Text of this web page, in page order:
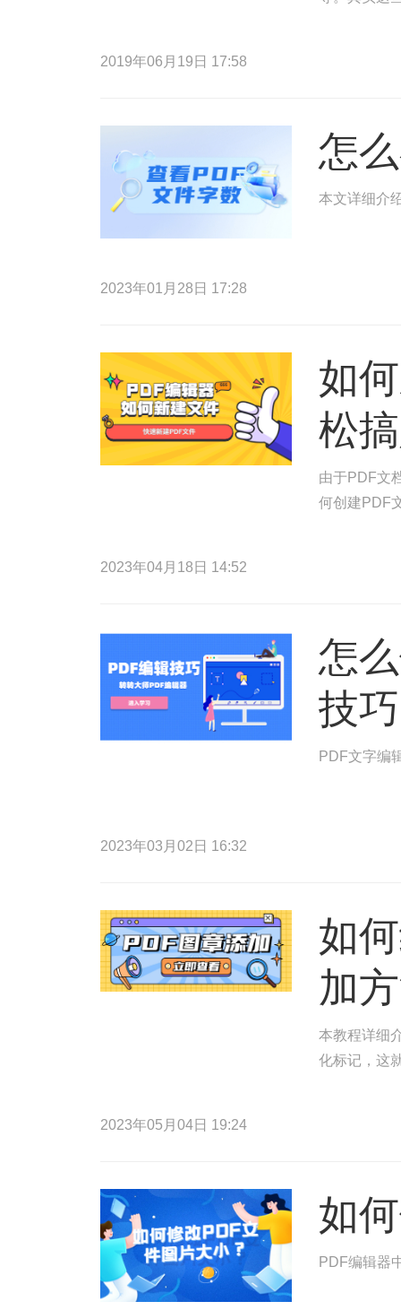
2019年06月19日 17:58
怎
本文详细介
2023年01月28日 17:28
如
松
由于PDF文
何创建PDF
2023年04月18日 14:52
怎
技巧
PDF文字编
2023年03月02日 16:32
如
加
本教程详细
化标记，这
2023年05月04日 19:24
如
PDF编辑器